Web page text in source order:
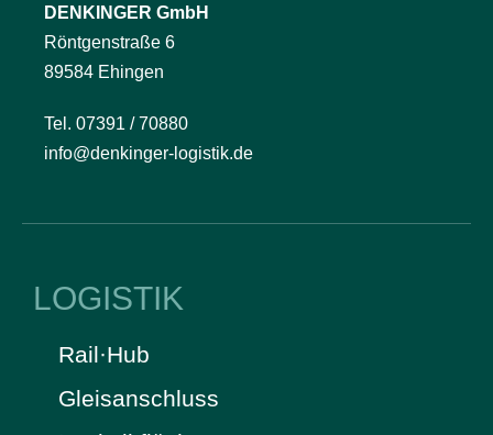
DENKINGER GmbH
Röntgenstraße 6
89584 Ehingen
Tel. 07391 / 70880
info@denkinger-logistik.de
LOGISTIK
Rail·Hub
Gleisanschluss